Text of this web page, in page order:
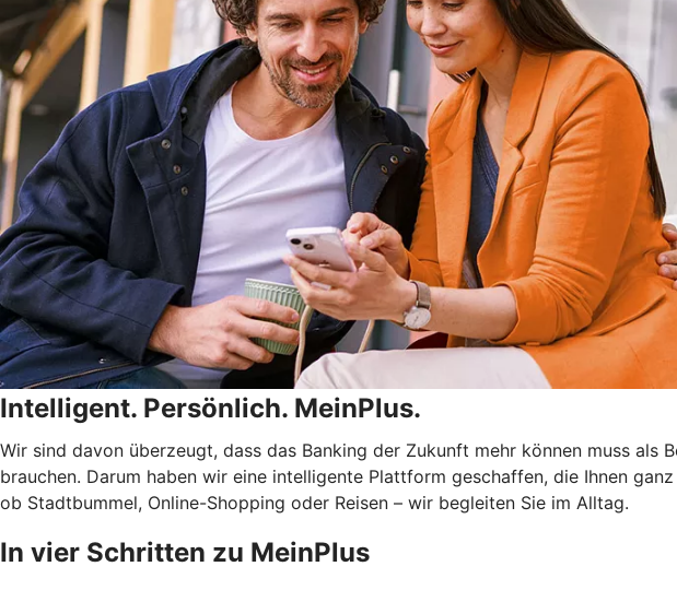
Intelligent. Persönlich. MeinPlus.
Wir sind davon überzeugt, dass das Banking der Zukunft mehr können muss als
brauchen. Darum haben wir eine intelligente Plattform geschaffen, die Ihnen
ob Stadtbummel, Online-Shopping oder Reisen – wir begleiten Sie im Alltag.
In vier Schritten zu MeinPlus